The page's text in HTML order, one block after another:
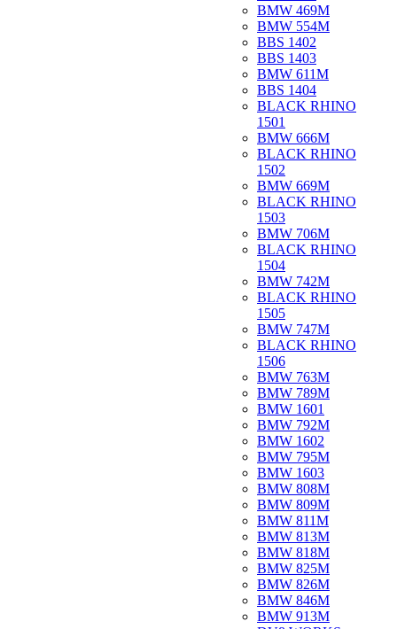
BMW 469M
BMW 554M
BBS 1402
BBS 1403
BMW 611M
BBS 1404
BLACK RHINO
1501
BMW 666M
BLACK RHINO
1502
BMW 669M
BLACK RHINO
1503
BMW 706M
BLACK RHINO
1504
BMW 742M
BLACK RHINO
1505
BMW 747M
BLACK RHINO
1506
BMW 763M
BMW 789M
BMW 1601
BMW 792M
BMW 1602
BMW 795M
BMW 1603
BMW 808M
BMW 809M
BMW 811M
BMW 813M
BMW 818M
BMW 825M
BMW 826M
BMW 846M
BMW 913M